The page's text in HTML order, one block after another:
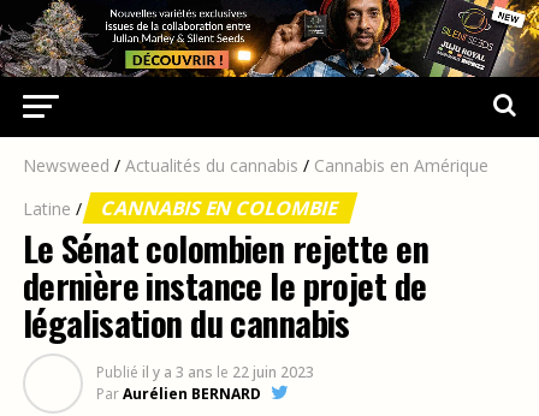
Newsweed / Actualités du cannabis / Cannabis en Amérique
Latine / CANNABIS EN COLOMBIE
Le Sénat colombien rejette en
dernière instance le projet de
légalisation du cannabis
Publié il y a 3 ans le 22 juin 2023
ParAurélien BERNARD